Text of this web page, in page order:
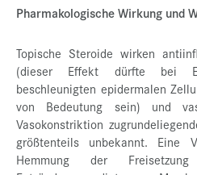
Pharmakologische Wirkung und
Topische Steroide wirken
(dieser Effekt dürfte bei
beschleunigten epidermalen
von Bedeutung sein) und
Vasokonstriktion
größtenteils unbekannt. Eine
Hemmung der